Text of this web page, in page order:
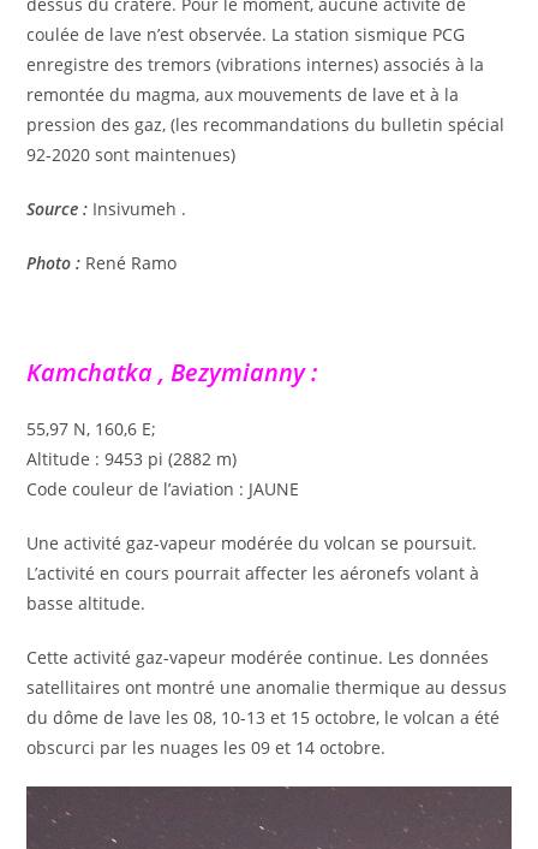
coulée de lave n’est observée. La station sismique PCG
enregistre des tremors (vibrations internes) associés à la
remontée du magma, aux mouvements de lave et à la
pression des gaz, (les recommandations du bulletin spécial
92-2020 sont maintenues)
Source : Insivumeh .
Photo : René Ramo
Kamchatka , Bezymianny :
55,97 N, 160,6 E;
Altitude : 9453 pi (2882 m)
Code couleur de l’aviation : JAUNE
Une activité gaz-vapeur modérée du volcan se poursuit.
L’activité en cours pourrait affecter les aéronefs volant à
basse altitude.
Cette activité gaz-vapeur modérée continue. Les données
satellitaires ont montré une anomalie thermique au dessus
du dôme de lave les 08, 10-13 et 15 octobre, le volcan a été
obscurci par les nuages les 09 et 14 octobre.